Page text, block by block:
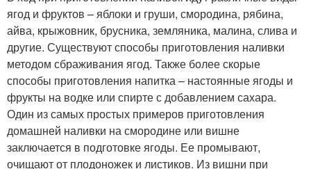
ягод и фруктов – яблоки и груши, смородина, рябина,
айва, крыжовник, брусника, земляника, малина, слива и
другие. Существуют способы приготовления наливки
методом сбраживания ягод. Также более скорые
способы приготовления напитка – настоянные ягоды и
фрукты на водке или спирте с добавлением сахара.
Один из самых простых примеров приготовления
домашней наливки на смородине или вишне
заключается в подготовке ягоды. Ее промывают,
очищают от плодоножек и листиков. Из вишни при